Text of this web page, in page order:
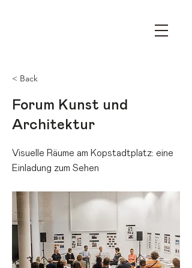
< Back
Forum Kunst und
Architektur
Visuelle Räume am Kopstadtplatz: eine
Einladung zum Sehen